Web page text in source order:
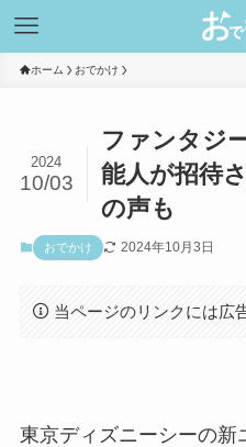
ホーム おでかけ
ファンタジ
能人が招待
の声も
2024
10/03
おでかけ 2024年10月3日
当ページのリンクには広
東京ディズニーシーの新